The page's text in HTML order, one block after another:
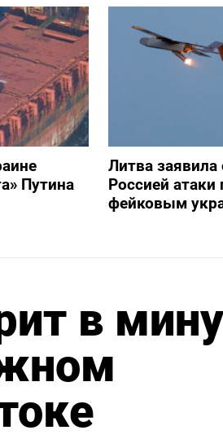
Путина
Литва заявила
Россией
фейковым
в